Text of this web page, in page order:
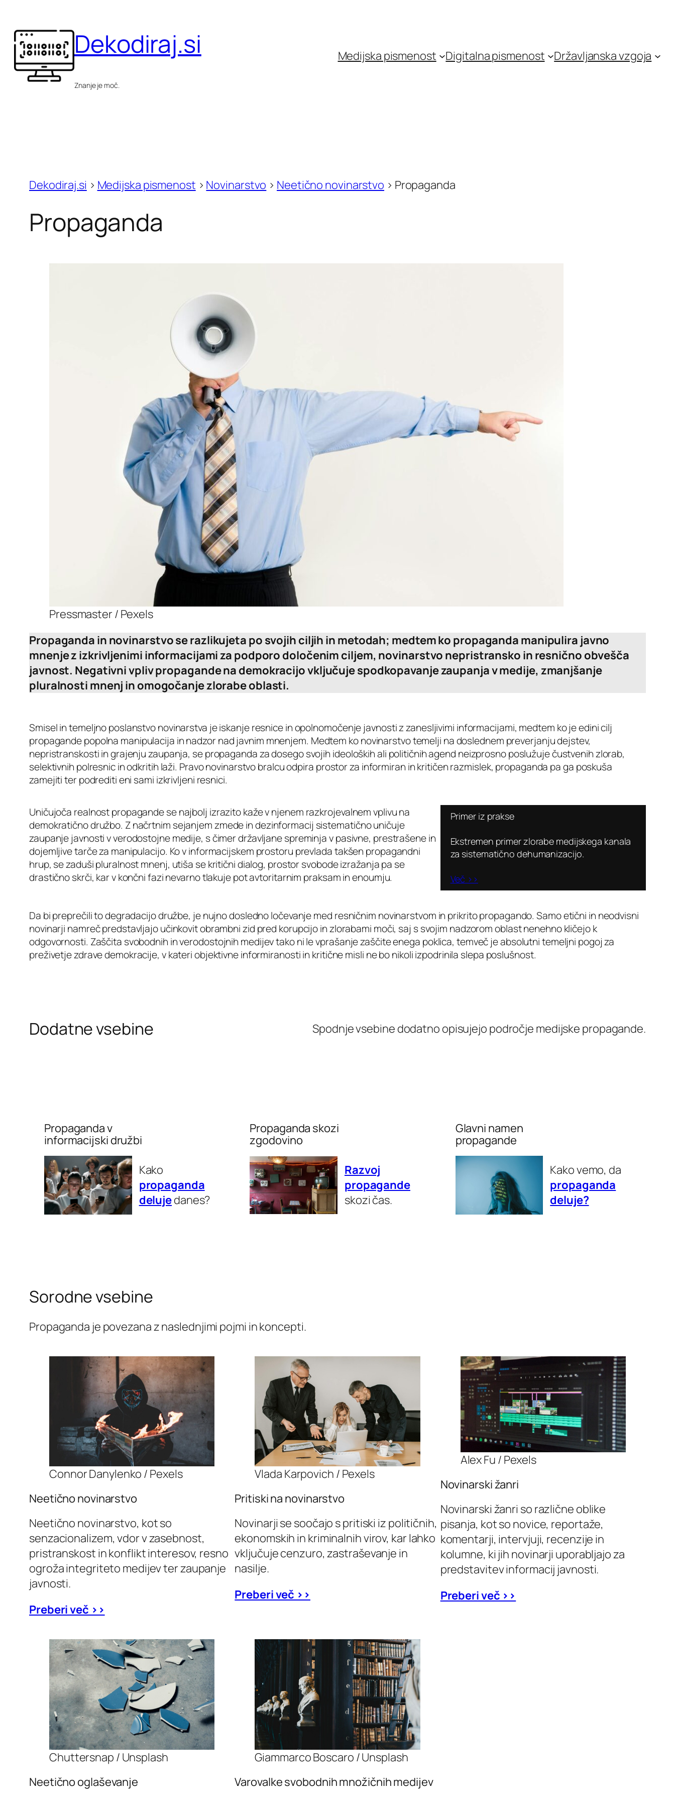
content
Dekodiraj.si
Znanje je moč.
Medijska pismenost Digitalna pismenost Državljanska vzgoja
Dekodiraj.si > Medijska pismenost > Novinarstvo > Neetično novinarstvo > Propaganda
Propaganda
Pressmaster / Pexels
Propaganda in novinarstvo se razlikujeta po svojih ciljih in metodah; medtem ko propaganda manipulira javno
mnenje z izkrivljenimi informacijami za podporo določenim ciljem, novinarstvo nepristransko in resnično obvešča
javnost. Negativni vpliv propagande na demokracijo vključuje spodkopavanje zaupanja v medije, zmanjšanje
pluralnosti mnenj in omogočanje zlorabe oblasti.
Smisel in temeljno poslanstvo novinarstva je iskanje resnice in opolnomočenje javnosti z zanesljivimi informacijami, medtem ko je edini cilj
propagande popolna manipulacija in nadzor nad javnim mnenjem. Medtem ko novinarstvo temelji na doslednem preverjanju dejstev,
nepristranskosti in grajenju zaupanja, se propaganda za dosego svojih ideoloških ali političnih agend neizprosno poslužuje čustvenih zlorab,
selektivnih polresnic in odkritih laži. Pravo novinarstvo bralcu odpira prostor za informiran in kritičen razmislek, propaganda pa ga poskuša
zamejiti ter podrediti eni sami izkrivljeni resnici.
Uničujoča realnost propagande se najbolj izrazito kaže v njenem razkrojevalnem vplivu na
demokratično družbo. Z načrtnim sejanjem zmede in dezinformacij sistematično uničuje
zaupanje javnosti v verodostojne medije, s čimer državljane spreminja v pasivne, prestrašene in
dojemljive tarče za manipulacijo. Ko v informacijskem prostoru prevlada takšen propagandni
hrup, se zaduši pluralnost mnenj, utiša se kritični dialog, prostor svobode izražanja pa se
drastično skrči, kar v končni fazi nevarno tlakuje pot avtoritarnim praksam in enoumju.
Primer iz prakse
Ekstremen primer zlorabe medijskega kanala
za sistematično dehumanizacijo.
Več >>
Da bi preprečili to degradacijo družbe, je nujno dosledno ločevanje med resničnim novinarstvom in prikrito propagando. Samo etični in neodvisni
novinarji namreč predstavljajo učinkovit obrambni zid pred korupcijo in zlorabami moči, saj s svojim nadzorom oblast nenehno kličejo k
odgovornosti. Zaščita svobodnih in verodostojnih medijev tako ni le vprašanje zaščite enega poklica, temveč je absolutni temeljni pogoj za
preživetje zdrave demokracije, v kateri objektivne informiranosti in kritične misli ne bo nikoli izpodrinila slepa poslušnost.
Dodatne vsebine Spodnje vsebine dodatno opisujejo področje medijske propagande.
Propaganda v
informacijski družbi
Kako
propaganda
delujedanes?
Propaganda skozi
zgodovino
Razvoj
propagande
skozi čas.
Glavni namen
propagande
Kako vemo, da
propaganda
deluje?
Sorodne vsebine
Propaganda je povezana z naslednjimi pojmi in koncepti.
Connor Danylenko / Pexels
Neetično novinarstvo
Neetično novinarstvo, kot so
senzacionalizem, vdor v zasebnost,
pristranskost in konflikt interesov, resno
ogroža integriteto medijev ter zaupanje
javnosti.
Preberi več >>
Vlada Karpovich / Pexels
Pritiski na novinarstvo
Novinarji se soočajo s pritiski iz političnih,
ekonomskih in kriminalnih virov, kar lahko
vključuje cenzuro, zastraševanje in
nasilje.
Preberi več >>
Alex Fu / Pexels
Novinarski žanri
Novinarski žanri so različne oblike
pisanja, kot so novice, reportaže,
komentarji, intervjuji, recenzije in
kolumne, ki jih novinarji uporabljajo za
predstavitev informacij javnosti.
Preberi več >>
Chuttersnap / Unsplash
Neetično oglaševanje
Giammarco Boscaro / Unsplash
Varovalke svobodnih množičnih medijev